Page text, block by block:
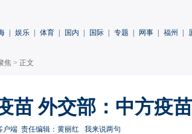
娱乐 体育 国内 国际 专题 网事 福州
焦 > 正文
苗 外交部：中方疫
户端 责任编辑：黄丽红 我来说两句